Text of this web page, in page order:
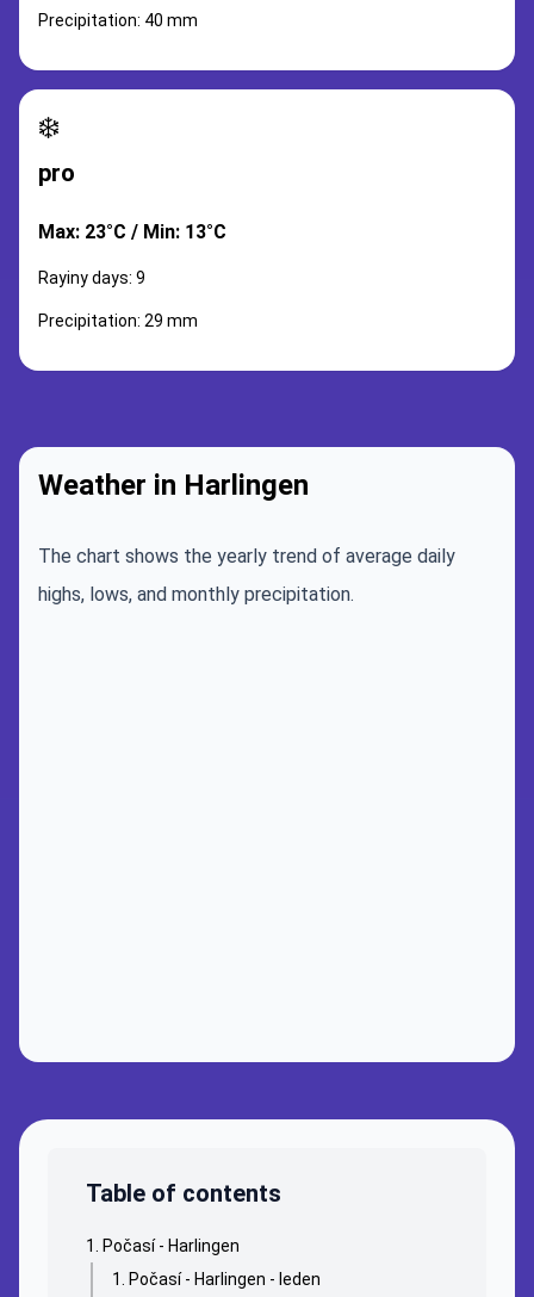
Precipitation: 40 mm
❄️
pro
Max: 23°C / Min: 13°C
Rayiny days: 9
Precipitation: 29 mm
Weather in Harlingen
The chart shows the yearly trend of average daily
highs, lows, and monthly precipitation.
Table of contents
Počasí - Harlingen
Počasí - Harlingen - leden